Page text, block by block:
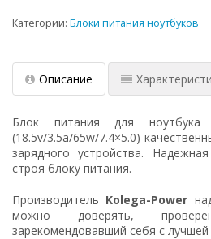
Категории: Блоки питания ноутбуков
Описание
Блок питания для ноутбука
(18.5v/3.5a/65w/7.4×5.0)
зарядного устройства.
строя блоку питания.
Производитель Kolega-Power
можно доверять,
зарекомендовавший себя с